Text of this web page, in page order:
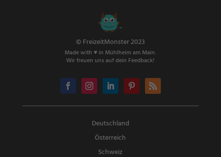
© FreizeitMonster 2023
Made with ♥ in Mühlheim am Main.
Wir freuen uns auf dein Feedback!
Deutschland
Österreich
Schweiz